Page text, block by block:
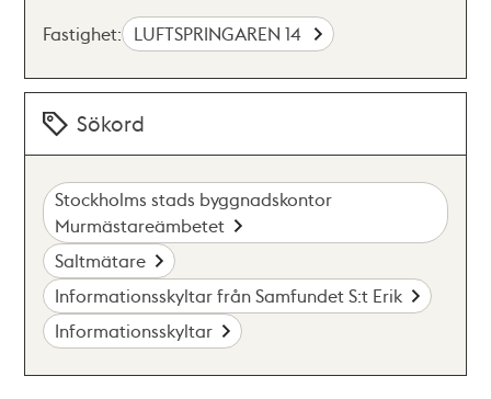
Fastighet: LUFTSPRINGAREN 14
Sökord
Stockholms stads byggnadskontor
Murmästareämbetet
Saltmätare
Informationsskyltar från Samfundet S:t Erik
Informationsskyltar